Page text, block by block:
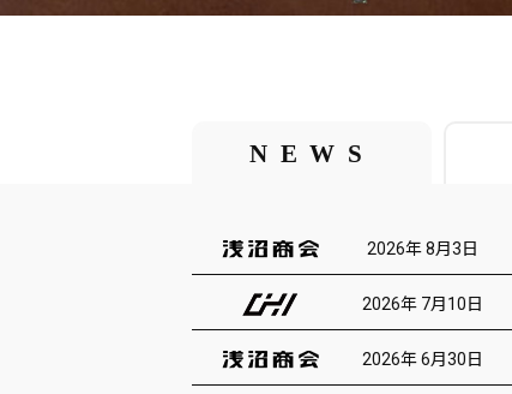
NEWS
2026年 8月3日
2026年 7月10日
2026年 6月30日